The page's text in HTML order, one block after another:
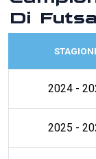
Di
2024 -
2025 -